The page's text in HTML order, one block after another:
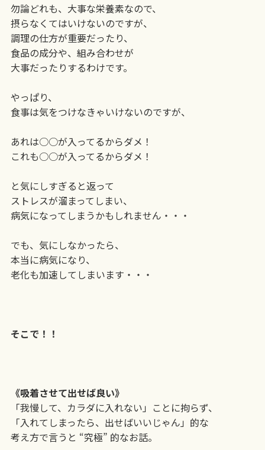
勿論どれも、大事な栄養素なので、
摂らなくてはいけないのですが、
調理の仕方が重要だったり、
食品の成分や、組み合わせが
大事だったりするわけです。
やっぱり、
食事は気をつけなきゃいけないのですが、
あれは○○が入ってるからダメ！
これも○○が入ってるからダメ！
と気にしすぎると返って
ストレスが溜まってしまい、
病気になってしまうかもしれません・・・
でも、気にしなかったら、
本当に病気になり、
老化も加速してしまいます・・・
そこで！！
《吸着させて出せば良い》
「我慢して、カラダに入れない」ことに拘らず、
「入れてしまったら、出せばいいじゃん」的な
考え方で言うと “究極” 的なお話。